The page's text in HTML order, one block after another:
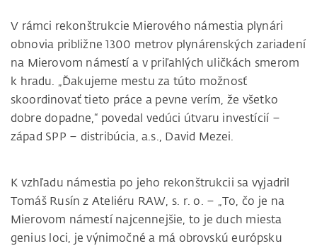
V rámci rekonštrukcie Mierového námestia plynári
obnovia približne 1300 metrov plynárenských zariadení
na Mierovom námestí a v priľahlých uličkách smerom
k hradu. „Ďakujeme mestu za túto možnosť
skoordinovať tieto práce a pevne verím, že všetko
dobre dopadne,“ povedal vedúci útvaru investícií –
západ SPP – distribúcia, a.s., David Mezei.
K vzhľadu námestia po jeho rekonštrukcii sa vyjadril
Tomáš Rusín z Ateliéru RAW, s. r. o. – „To, čo je na
Mierovom námestí najcennejšie, to je duch miesta
genius loci, je výnimočné a má obrovskú európsku